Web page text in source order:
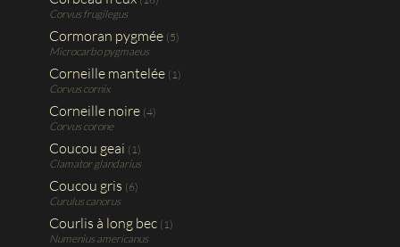
Corvus frugilegus
Cormoran pygmée (5)
Microcarbo pygmaeus
Corneille mantelée (1)
Corvus cornix
Corneille noire (4)
Corvus corone
Coucou geai (1)
Clamator glandarius
Coucou gris (6)
Curulus canorus
Courlis à long bec (1)
Numenius americanus